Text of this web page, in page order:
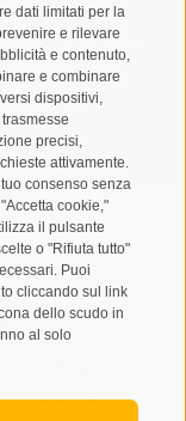
dati limitati per la
e rilevare
e contenuto,
e combinare
dispositivi,
precisi,
attivamente.
consenso senza
cookie,"
il pulsante
o "Rifiuta tutto"
Puoi
cliccando sul link
dello scudo in
al solo
il Titolare al
• Privacy •
by